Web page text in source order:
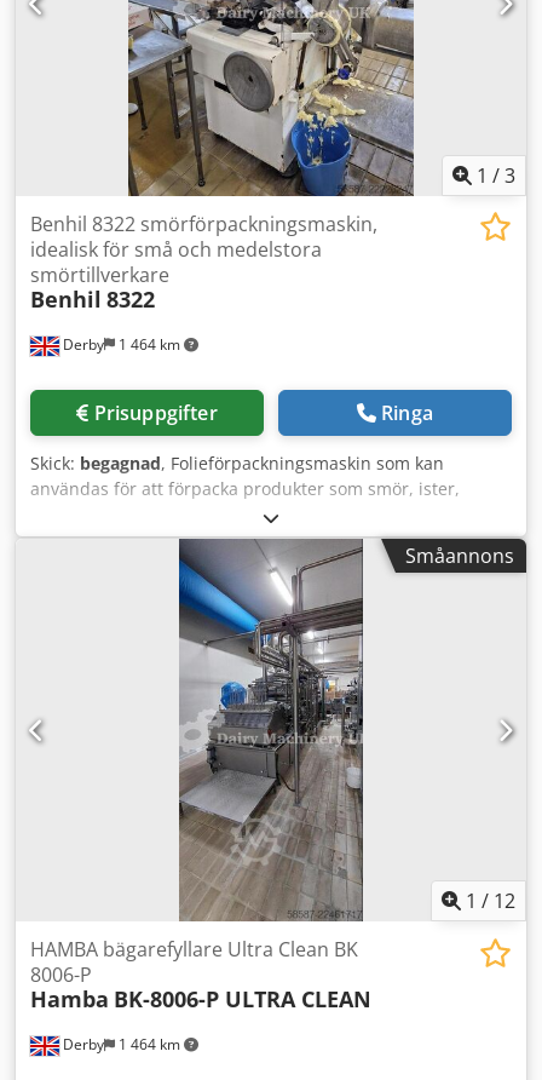
1 /3
Derby 1 464 km
Benhil 8322 smörförpackningsmaskin,
idealisk för små och medelstora
smörtillverkare
Benhil 8322
Prisuppgifter Ringa
Skick: begagnad, Folieförpackningsmaskin som kan
användas för att förpacka produkter som smör, ister,
margarin, kvarg eller cottage cheese i aluminiumfolie eller
bakplåtspapper. Maskinens format är standardstorlek: 250
gram, 100 x 75 x 35 mm, med underfals. Kapacitet: upp till
40 portioner per minut. Smöret matas fram via en
aluminiumstyrning med aluminiumsnäckor. Aluminium-
doseringsstation. Maskinen är utrustad för eftermontage
av en fotodetektor vid pappersinmatningen, för exakt
positionering av trycket på folien. Utloppsband. Maskintyp:
Smörförpackningsmaskin Kapacitet: ± 600 kg/h
Dwsdpezhlmiofx Aqlsa Vikt: 250 gram Maskinens vikt: 840
kg Förpackningstyp: Aluminium- och pergamentpapper
Motoreffekt: 1,5 kW
Småannons
1 / 12
Derby 1 464 km
HAMBA bägarefyllare Ultra Clean BK
8006-P
Hamba BK-8006-P ULTRA CLEAN